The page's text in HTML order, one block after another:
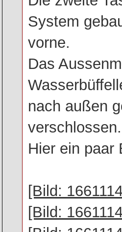
System
vorne.
Das
nach außen
verschlossen.
Hier ein paar
[Bild:
[Bild: